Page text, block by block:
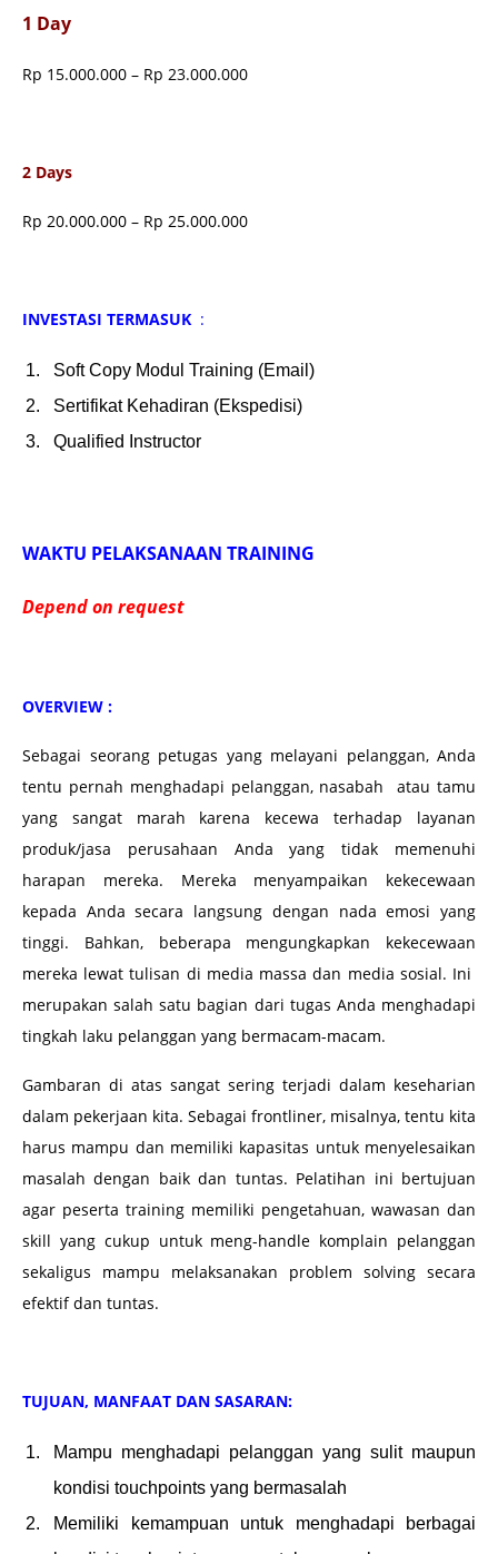
1 Day
Rp 15.000.000 – Rp 23.000.000
2 Days
Rp 20.000.000 – Rp 25.000.000
INVESTASI TERMASUK :
Soft Copy Modul Training (Email)
Sertifikat Kehadiran (Ekspedisi)
Qualified Instructor
WAKTU PELAKSANAAN TRAINING
Depend on request
OVERVIEW :
Sebagai seorang petugas yang melayani pelanggan, Anda
tentu pernah menghadapi pelanggan, nasabah atau tamu
yang sangat marah karena kecewa terhadap layanan
produk/jasa perusahaan Anda yang tidak memenuhi
harapan mereka. Mereka menyampaikan kekecewaan
kepada Anda secara langsung dengan nada emosi yang
tinggi. Bahkan, beberapa mengungkapkan kekecewaan
mereka lewat tulisan di media massa dan media sosial. Ini
merupakan salah satu bagian dari tugas Anda menghadapi
tingkah laku pelanggan yang bermacam-macam.
Gambaran di atas sangat sering terjadi dalam keseharian
dalam pekerjaan kita. Sebagai frontliner, misalnya, tentu kita
harus mampu dan memiliki kapasitas untuk menyelesaikan
masalah dengan baik dan tuntas. Pelatihan ini bertujuan
agar peserta training memiliki pengetahuan, wawasan dan
skill yang cukup untuk meng-handle komplain pelanggan
sekaligus mampu melaksanakan problem solving secara
efektif dan tuntas.
TUJUAN, MANFAAT DAN SASARAN:
Mampu menghadapi pelanggan yang sulit maupun
kondisi touchpoints yang bermasalah
Memiliki kemampuan untuk menghadapi berbagai